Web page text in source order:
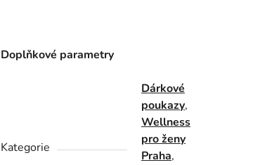
Doplňkové parametry
Kategorie
Dárkové
poukazy,
Wellness
pro ženy
Praha,